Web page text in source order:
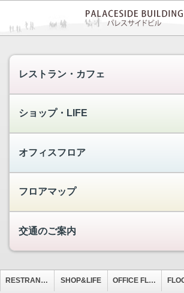
レストラン・カフェ
ショップ・LIFE
オフィスフロア
フロアマップ
交通のご案内
RESTRANT&CAFE SHOP&LIFE OFFICE FLOOR